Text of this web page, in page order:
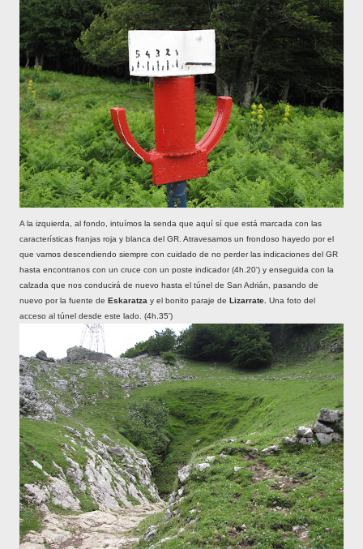
A la izquierda, al fondo, intuímos la senda que aquí sí que está marcada con las
características franjas roja y blanca del GR. Atravesamos un frondoso hayedo por el
que vamos descendiendo siempre con cuidado de no perder las indicaciones del GR
hasta encontranos con un cruce con un poste indicador (4h.20') y enseguida con la
calzada que nos conducirá de nuevo hasta el túnel de San Adrián, pasando de
nuevo por la fuente de Eskaratza y el bonito paraje de Lizarrate. Una foto del
acceso al túnel desde este lado. (4h.35')